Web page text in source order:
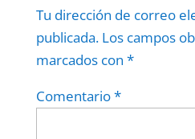
Tu dirección de correo
publicada. Los campos
marcados con *
Comentario*